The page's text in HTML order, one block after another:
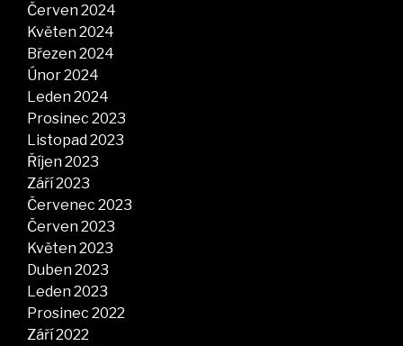
Červen 2024
Květen 2024
Březen 2024
Únor 2024
Leden 2024
Prosinec 2023
Listopad 2023
Říjen 2023
Září 2023
Červenec 2023
Červen 2023
Květen 2023
Duben 2023
Leden 2023
Prosinec 2022
Září 2022